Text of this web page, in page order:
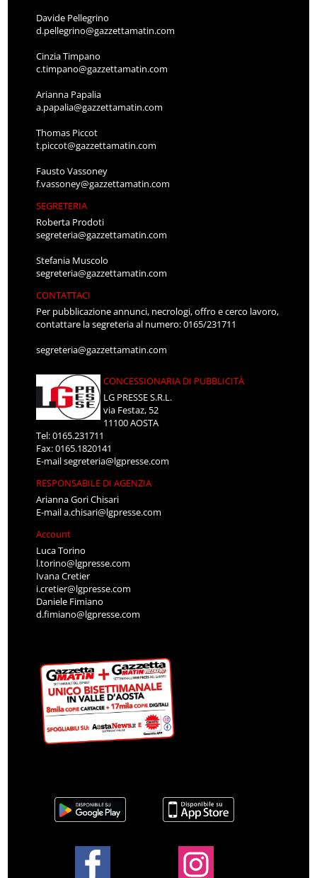
Davide Pellegrino
d.pellegrino@gazzettamatin.com
Cinzia Timpano
c.timpano@gazzettamatin.com
Arianna Papalia
a.papalia@gazzettamatin.com
Thomas Piccot
t.piccot@gazzettamatin.com
Fausto Vassoney
f.vassoney@gazzettamatin.com
SEGRETERIA
Roberta Prodoti
segreteria@gazzettamatin.com
Stefania Muscolo
segreteria@gazzettamatin.com
CONTATTACI
Per pubblicazione annunci, necrologi, offro e cerco lavoro,
contattare la segreteria al numero: 0165/231711
segreteria@gazzettamatin.com
CONCESSIONARIA DI PUBBLICITÀ
LG PRESSE S.R.L.
via Festaz, 52
11100 AOSTA
Tel: 0165.231711
Fax: 0165.1820141
E-mailsegreteria@lgpresse.com
RESPONSABILE DI AGENZIA
Arianna Gori Chisari
E-maila.chisari@lgpresse.com
Account
Luca Torino
l.torino@lgpresse.com
Ivana Cretier
i.cretier@lgpresse.com
Daniele Fimiano
d.fimiano@lgpresse.com